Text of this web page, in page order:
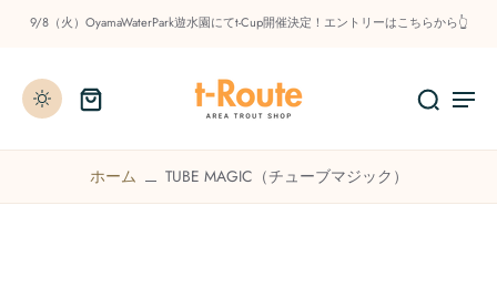
9/8（火）OyamaWaterPark遊水園にてt-Cup開催決定！エントリーはこちらから👆
ホーム TUBE MAGIC（チューブマジック）